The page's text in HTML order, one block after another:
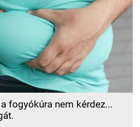
fogyókúra nem kérdez...